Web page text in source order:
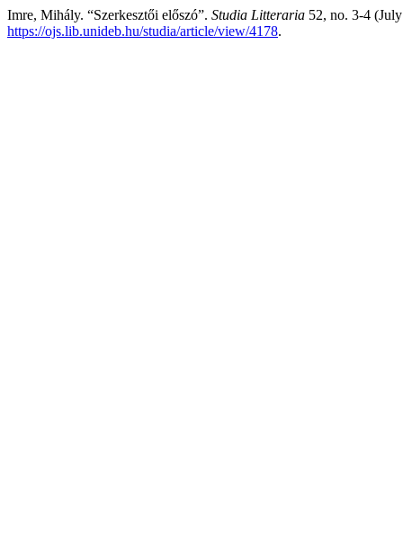
Imre, Mihály. “Szerkesztői előszó”. Studia Litteraria 52, no. 3-4
https://ojs.lib.unideb.hu/studia/article/view/4178.